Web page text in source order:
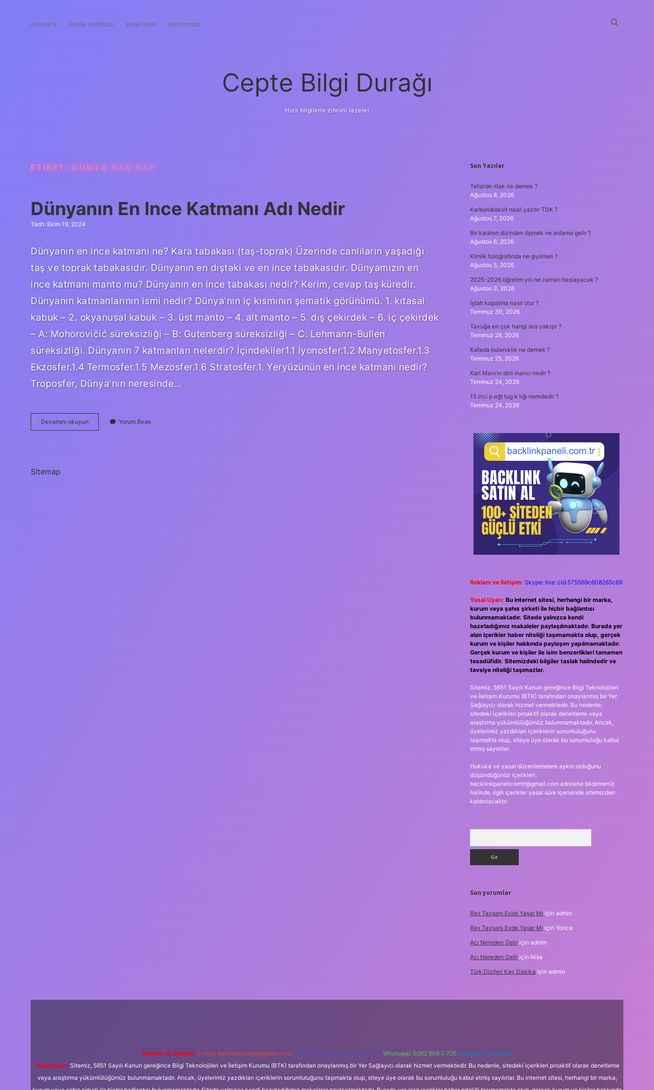
Anasayfa Gizlilik Politikası Yasal Uyarı Hakkımızda
Cepte Bilgi Durağı
Hızlı bilgilerle zihnini tazele!
ETIKET: DÜNYA KAÇ KAT
Dünyanın En Ince Katmanı Adı Nedir
Tarih: Ekim 19, 2024
Dünyanın en ince katmanı ne? Kara tabakası (taş-toprak) Üzerinde canlıların yaşadığı
taş ve toprak tabakasıdır. Dünyanın en dıştaki ve en ince tabakasıdır. Dünyamızın en
ince katmanı manto mu? Dünyanın en ince tabakası nedir? Kerim, cevap taş küredir.
Dünyanın katmanlarının ismi nedir? Dünya’nın iç kısmının şematik görünümü. 1. kıtasal
kabuk – 2. okyanusal kabuk – 3. üst manto – 4. alt manto – 5. dış çekirdek – 6. iç çekirdek
– A: Mohorovičić süreksizliği – B: Gutenberg süreksizliği – C: Lehmann-Bullen
süreksizliği. Dünyanın 7 katmanları nelerdir? İçindekiler1.1 İyonosfer.1.2 Manyetosfer.1.3
Ekzosfer.1.4 Termosfer.1.5 Mezosfer.1.6 Stratosfer.1. Yeryüzünün en ince katmanı nedir?
Troposfer, Dünya’nın neresinde…
Devamını okuyun Dünyanın
En
Yorum Bırak
Sitemap
SIDEBAR
Son Yazılar
Tefsirde ıtlak ne demek ?
Ağustos 8, 2026
Karbondioksit nasıl yazılır TDK ?
Ağustos 7, 2026
Bir kadının dizinden öpmek ne anlama gelir ?
Ağustos 6, 2026
Kimlik fotoğrafında ne giyilmeli ?
Ağustos 5, 2026
2025-2026 öğretim yılı ne zaman başlayacak ?
Ağustos 3, 2026
İştah kapatma nasıl olur ?
Temmuz 30, 2026
Tavuğa en çok hangi sos yakışır ?
Temmuz 28, 2026
Kafada bulanıklık ne demek ?
Temmuz 25, 2026
Karl Marx’ın dinî inancı nedir ?
Temmuz 24, 2026
15 inci p eğt tug k lığı nerededir ?
Temmuz 24, 2026
Reklam ve İletişim: Skype: live:.cid.575569c608265c69
Yasal Uyarı: Bu internet sitesi, herhangi bir marka,
kurum veya şahıs şirketi ile hiçbir bağlantısı
bulunmamaktadır. Sitede yalnızca kendi
hazırladığımız makaleler paylaşılmaktadır. Burada yer
alan içerikler haber niteliği taşımamakta olup, gerçek
kurum ve kişiler hakkında paylaşım yapılmamaktadır.
Gerçek kurum ve kişiler ile isim benzerlikleri tamamen
tesadüfidir. Sitemizdeki bilgiler taslak halindedir ve
tavsiye niteliği taşımazlar.
Sitemiz, 5651 Sayılı Kanun gereğince Bilgi Teknolojileri
ve İletişim Kurumu (BTK) tarafından onaylanmış bir Yer
Sağlayıcı olarak hizmet vermektedir. Bu nedenle,
sitedeki içerikleri proaktif olarak denetleme veya
araştırma yükümlülüğümüz bulunmamaktadır. Ancak,
üyelerimiz yazdıkları içeriklerin sorumluluğunu
taşımakta olup, siteye üye olarak bu sorumluluğu kabul
etmiş sayılırlar.
Hukuka ve yasal düzenlemelere aykırı olduğunu
düşündüğünüz içerikleri,
backlinkpanelicomtr@gmail.comadresine bildirmeniz
halinde, ilgili içerikler yasal süre içerisinde sitemizden
kaldırılacaktır.
Son yorumlar
Rex Tavşanı Evde Yaşar Mı için admin
Rex Tavşanı Evde Yaşar Mı için Yonca
Acı Nereden Geliriçin admin
Acı Nereden Geliriçin Nisa
Türk Dizileri Kaç Dakika için admin
Reklam ve İletişim: E-mail: backlinkpaneli@gmail.com Teams: forumhizmeti@gmail.com Whatsapp: 0262 606 0 726 Telegram: @karabul
Yasal Uyarı: Sitemiz, 5651 Sayılı Kanun gereğince Bilgi Teknolojileri ve İletişim Kurumu (BTK) tarafından onaylanmış bir Yer Sağlayıcı olarak hizmet vermektedir. Bu nedenle, sitedeki içerikleri proaktif olarak denetleme
veya araştırma yükümlülüğümüz bulunmamaktadır. Ancak, üyelerimiz yazdıkları içeriklerin sorumluluğunu taşımakta olup, siteye üye olarak bu sorumluluğu kabul etmiş sayılırlar. Bu internet sitesi, herhangi bir marka,